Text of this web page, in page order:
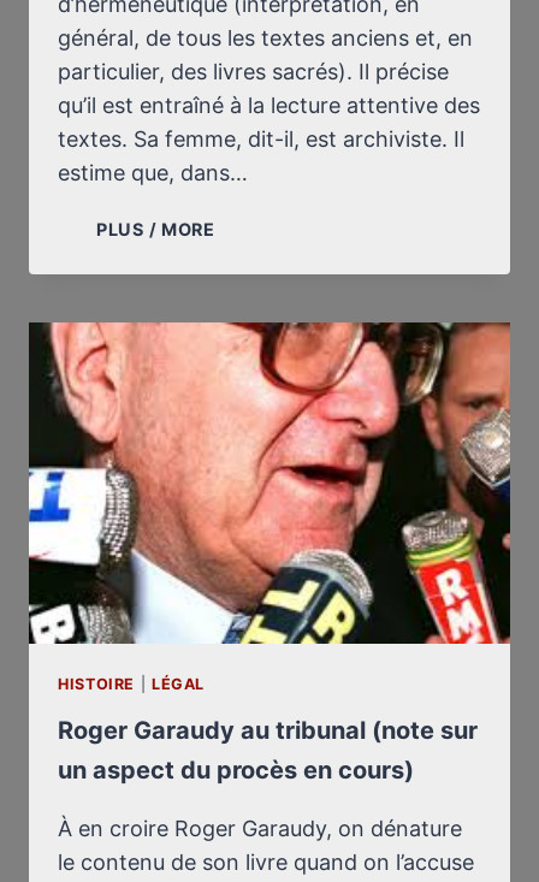
général, de tous les textes anciens et, en
particulier, des livres sacrés). Il précise
qu’il est entraîné à la lecture attentive des
textes. Sa femme, dit-il, est archiviste. Il
estime que, dans…
PLUS / MORE
:
TÉMOIGNAGE
DU
PASTEUR
PARMENTIER
HISTOIRE LÉGAL
Roger Garaudy au tribunal (note sur
un aspect du procès en cours)
À en croire Roger Garaudy, on dénature
le contenu de son livre quand on l’accuse